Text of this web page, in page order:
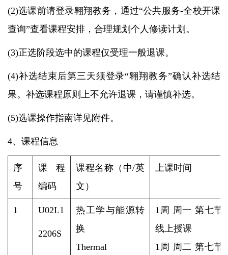
(2)选课前请登录翱翔教务，通过“公共服务-全校开课
查询”查看课程安排，合理规划个人修读计划。
(3)正选阶段选中的课程仅受理一般退课。
(4)补选结束后第三天须登录“翱翔教务”确认补选结
果。补选课程原则上不允许退课，请谨慎补选。
(5)选课操作指南详见附件。
4、课程信息
序
号
课程
编码
课程名称（中/英
文）
上课时间
1 U02L1
2206S
热工学与能源转
换
Thermal
1周 周一 第七节
线上授课
1周 周二 第七节